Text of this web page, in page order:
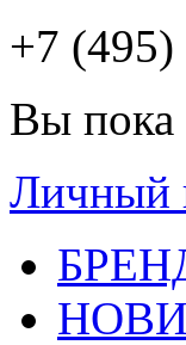
+7
Вы пока
Личный